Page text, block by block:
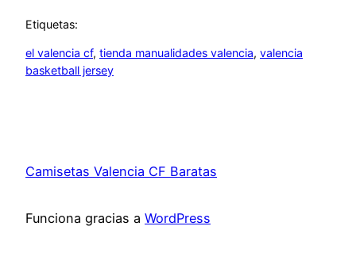
Etiquetas:
el valencia cf, tienda manualidades valencia, valencia
basketball jersey
Camisetas Valencia CF Baratas
Funciona gracias a WordPress